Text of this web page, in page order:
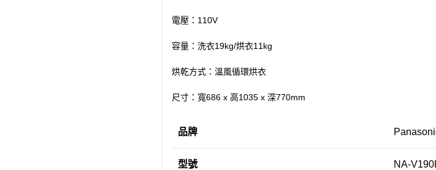
電壓：110V
容量：洗衣19kg/烘衣11kg
烘乾方式：溫風循環烘衣
尺寸：寬686 x 高1035 x 深770mm
品牌
型號 NA-